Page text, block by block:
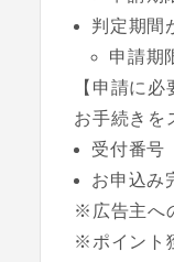
判定期間
申請期
【申請に
お手続きを
受付番号
お申込み
※広告主へ
※ポイント